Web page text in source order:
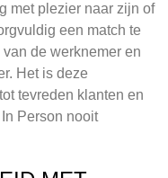
met plezier naar zijn of
een match te
de werknemer en
Het is deze
tevreden klanten en
Person nooit